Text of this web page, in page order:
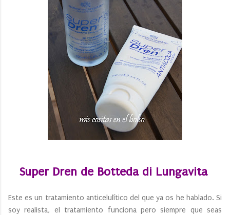
Super Dren de Botteda di Lungavita
Este es un tratamiento anticelulítico del que ya os he hablado. Si
soy realista, el tratamiento funciona pero siempre que seas